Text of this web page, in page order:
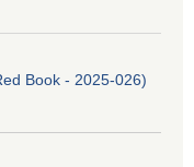
Book - 2025-026)